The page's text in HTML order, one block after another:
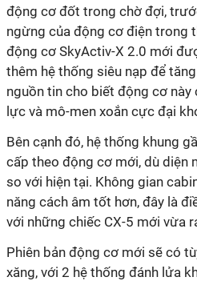
động cơ đốt trong chờ đợi,
ngừng của động cơ điện trong
động cơ SkyActiv-X 2.0 mới
thêm hệ thống siêu nạp để
nguồn tin cho biết động cơ
lực và mô-men xoắn cực đại
Bên cạnh đó, hệ thống khung
cấp theo động cơ mới, dù diện
so với hiện tại. Không gian
năng cách âm tốt hơn, đây là
với những chiếc CX-5 mới vừa
Phiên bản động cơ mới sẽ có
xăng, với 2 hệ thống đánh lửa